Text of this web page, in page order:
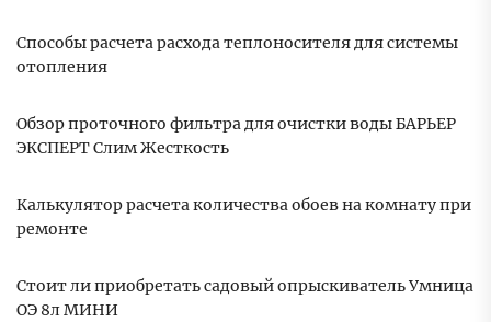
Способы расчета расхода теплоносителя для системы
отопления
Обзор проточного фильтра для очистки воды БАРЬЕР
ЭКСПЕРТ Слим Жесткость
Калькулятор расчета количества обоев на комнату при
ремонте
Стоит ли приобретать садовый опрыскиватель Умница
ОЭ 8л МИНИ